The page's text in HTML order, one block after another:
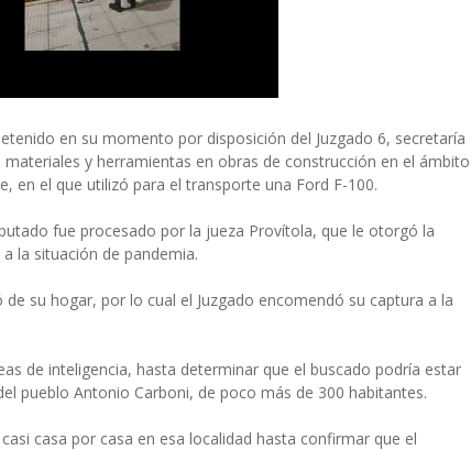
en su momento por disposición del Juzgado 6, secretaría
y herramientas en obras de construcción en el ámbito
en el que utilizó para el transporte una Ford F-100.
fue procesado por la jueza Provítola, que le otorgó la
la situación de pandemia.
su hogar, por lo cual el Juzgado encomendó su captura a la
de inteligencia, hasta determinar que el buscado podría estar
pueblo Antonio Carboni, de poco más de 300 habitantes.
casa por casa en esa localidad hasta confirmar que el